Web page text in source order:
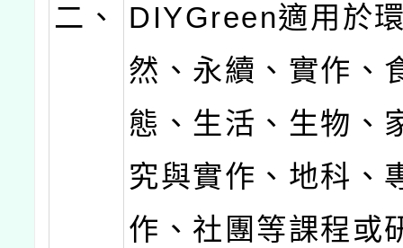
二、
DIYGreen適用於
然、永續、實作、
態、生活、生物、
究與實作、地科、
作、社團等課程或